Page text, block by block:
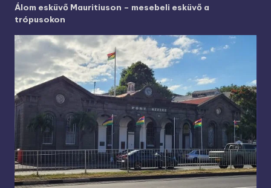
Álom esküvő Mauritiuson – mesebeli esküvő a
trópusokon